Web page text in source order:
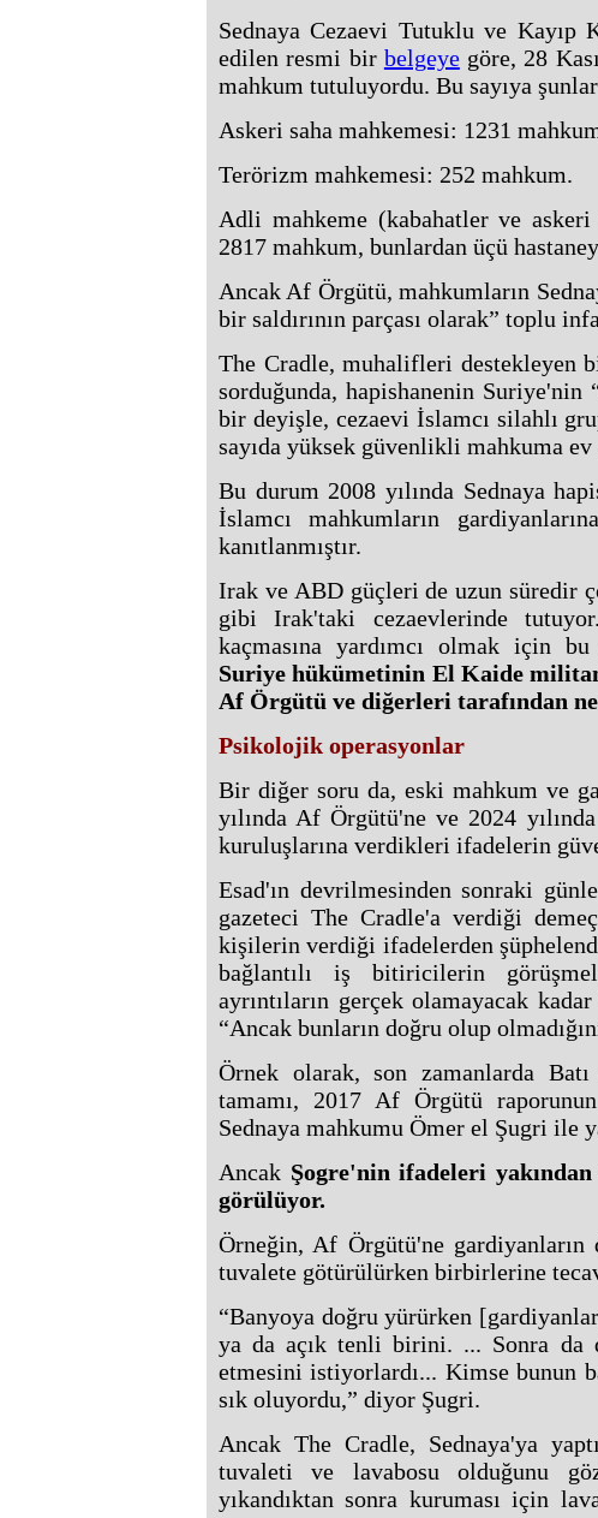
Sednaya Cezaevi Tutuklu ve Kayıp
edilen resmi bir belgeyegöre, 28
mahkum tutuluyordu. Bu sayıya
Askeri saha mahkemesi: 1231
Terörizm mahkemesi: 252 mahkum.
Adli mahkeme (kabahatler ve
2817 mahkum, bunlardan üçü
Ancak Af Örgütü, mahkumların
bir saldırının parçası olarak” toplu
The Cradle, muhalifleri destekleyen
sorduğunda, hapishanenin Suriye'nin
bir deyişle, cezaevi İslamcı silahlı
sayıda yüksek güvenlikli mahkuma
Bu durum 2008 yılında Sednaya
İslamcı mahkumların
kanıtlanmıştır.
Irak ve ABD güçleri de uzun süredir
gibi Irak'taki cezaevlerinde
kaçmasına yardımcı olmak için bu
Suriye hükümetinin El Kaide
Af Örgütü ve diğerleri tarafından
Psikolojik operasyonlar
Bir diğer soru da, eski mahkum ve
yılında Af Örgütü'ne ve 2024
kuruluşlarına verdikleri ifadelerin
Esad'ın devrilmesinden sonraki
gazeteci The Cradle'a verdiği
kişilerin verdiği ifadelerden
bağlantılı iş bitiricilerin
ayrıntıların gerçek olamayacak
“Ancak bunların doğru olup
Örnek olarak, son zamanlarda Batı
tamamı, 2017 Af Örgütü
Sednaya mahkumu Ömer el Şugri ile
Ancak Şogre'nin ifadeleri
görülüyor.
Örneğin, Af Örgütü'ne
tuvalete götürülürken birbirlerine
“Banyoya doğru yürürken
ya da açık tenli birini. ... Sonra da
etmesini istiyorlardı... Kimse bunun
sık oluyordu,” diyor Şugri.
Ancak The Cradle, Sednaya'ya
tuvaleti ve lavabosu olduğunu
yıkandıktan sonra kuruması için